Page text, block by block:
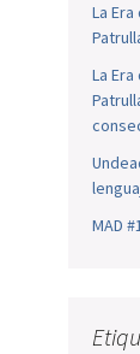
La
La
MAD